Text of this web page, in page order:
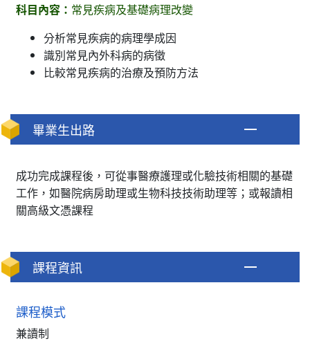
科目內容： 常見疾病及基礎病理改變
分析常見疾病的病理學成因
識別常見內外科病的病徵
比較常見疾病的治療及預防方法
畢業生出路
成功完成課程後，可從事醫療護理或化驗技術相關的基礎
工作，如醫院病房助理或生物科技技術助理等；或報讀相
關高級文憑課程
課程資訊
課程模式
兼讀制